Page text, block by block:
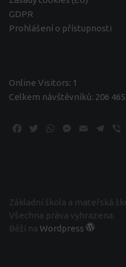
GDPR
Prohlášení o přístupnosti
Online Visitors: 1
Celkem návštěvníků: 206 465
Facebook
TwitterWhatsApp
Messenger
Email
Základní škola a mateřská
Všechna práva vyhrazena.
Běží na Wordpress